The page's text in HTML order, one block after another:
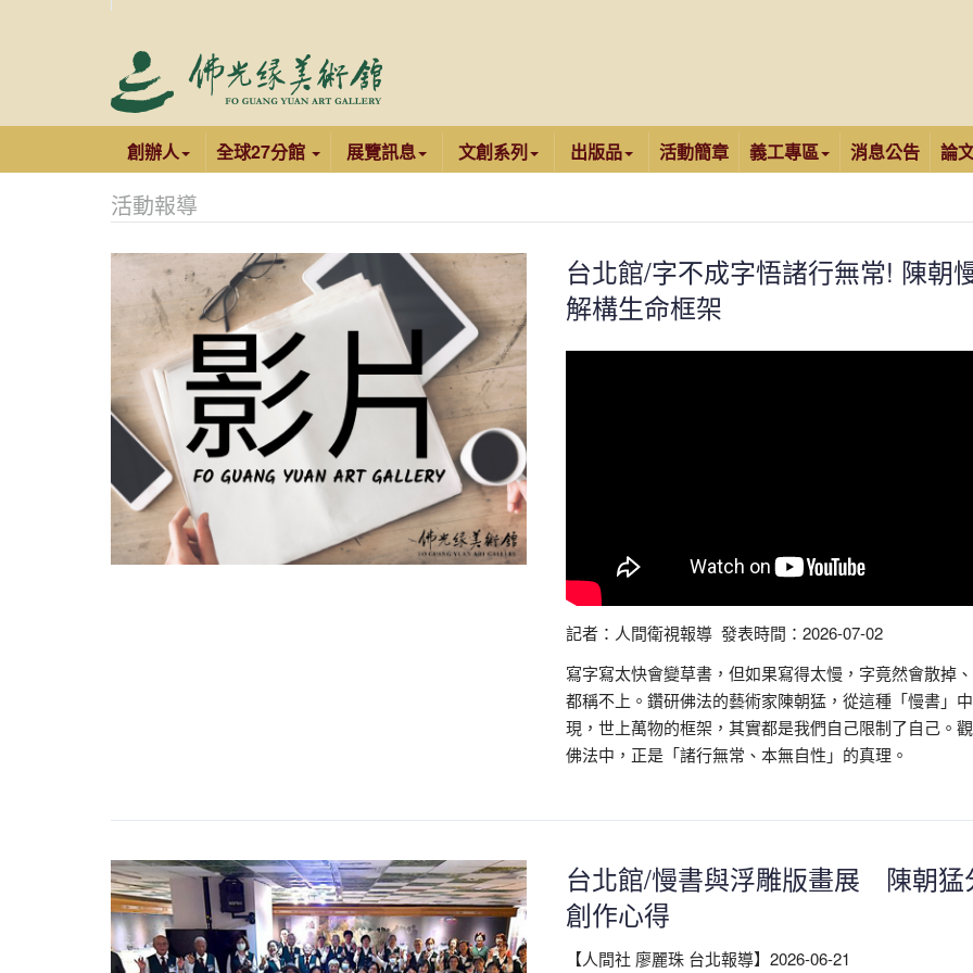
創辦人 全球27分館 展覽訊息 文創系列 出版品 活動簡章 義工專區 消息公告 論
活動報導
台北館/字不成字悟諸行無常! 陳朝
解構生命框架
記者：人間衛視報導 發表時間：2026-07-02
寫字寫太快會變草書，但如果寫得太慢，字竟然會散掉
都稱不上。鑽研佛法的藝術家陳朝猛，從這種「慢書」
現，世上萬物的框架，其實都是我們自己限制了自己。
佛法中，正是「諸行無常、本無自性」的真理。
台北館/慢書與浮雕版畫展 陳朝猛
創作心得
【人間社 廖麗珠 台北報導】2026-06-21